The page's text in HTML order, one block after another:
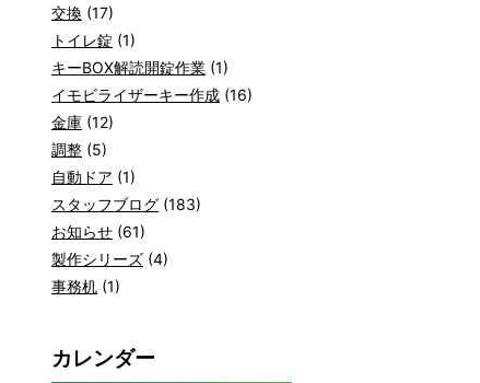
交換 (17)
トイレ錠 (1)
キーBOX解読開錠作業 (1)
イモビライザーキー作成 (16)
金庫 (12)
調整 (5)
自動ドア (1)
スタッフブログ (183)
お知らせ (61)
製作シリーズ (4)
事務机 (1)
カレンダー